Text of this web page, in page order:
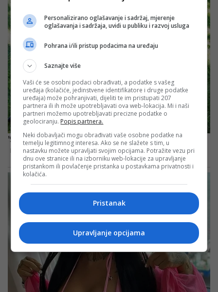
Personalizirano oglašavanje i sadržaj, mjerenje
oglašavanja i sadržaja, uvidi u publiku i razvoj usluga
Pohrana i/ili pristup podacima na uređaju
Saznajte više
Vaši će se osobni podaci obrađivati, a podatke s vašeg
uređaja (kolačiće, jedinstvene identifikatore i druge podatke
uređaja) može pohranjivati, dijeliti te im pristupati 207
partnera ili ih može upotrebljavati ova web-lokacija. Mi i naši
partneri možemo upotrebljavati precizne podatke o
geolociranju. Popis partnera.
Neki dobavljači mogu obrađivati vaše osobne podatke na
temelju legitimnog interesa. Ako se ne slažete s tim, u
nastavku možete upravljati svojim opcijama. Potražite vezu pri
dnu ove stranice ili na izborniku web-lokacije za upravljanje
pristankom ili povlačenje pristanka u postavkama privatnosti i
kolačića.
Pristanak
Upravljanje opcijama